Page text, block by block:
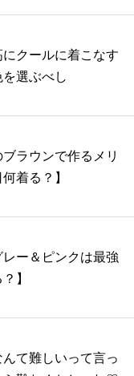
クールに着こなす
選ぶべし
ラウンで作るメリ
着る？】
ー＆ピンクは最強
】
て難しいって言っ